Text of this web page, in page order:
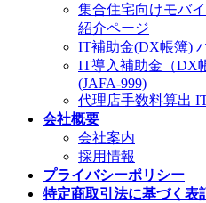
集合住宅向けモバ
紹介ページ
IT補助金(DX帳簿)
IT導入補助金（
(JAFA-999)
代理店手数料算出
会社概要
会社案内
採用情報
プライバシーポリシー
特定商取引法に基づく表